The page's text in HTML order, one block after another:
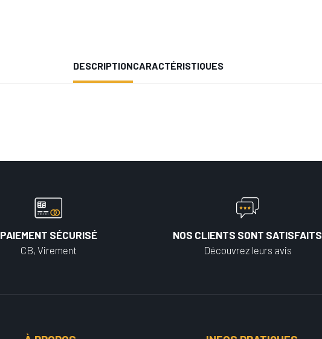
DESCRIPTIONCARACTÉRISTIQUES
PAIEMENT SÉCURISÉ
CB, Virement
NOS CLIENTS SONT SATISFAITS
Découvrez leurs avis